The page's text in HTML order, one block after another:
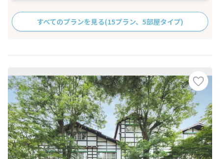
すべてのプランを見る(15プラン、5部屋タイプ)